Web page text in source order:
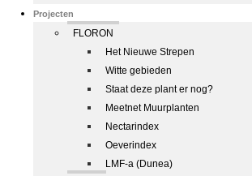
Projecten
FLORON
Het Nieuwe Strepen
Witte gebieden
Staat deze plant er nog?
Meetnet Muurplanten
Nectarindex
Oeverindex
LMF-a (Dunea)